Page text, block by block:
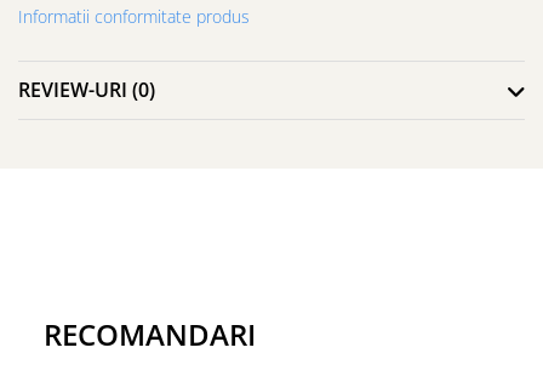
Vehicole electrice (masini, biciclete, trotinete, etc)
Proiecte DIY
Informatii conformitate produs
REVIEW-URI (0)
RECOMANDARI